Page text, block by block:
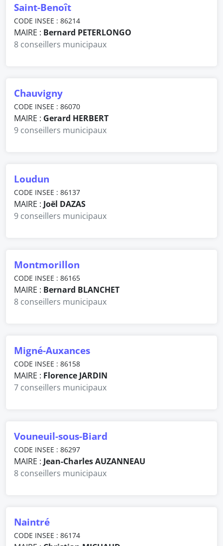
Saint-Benoît
CODE INSEE : 86214
MAIRE : Bernard PETERLONGO
8 conseillers municipaux
Chauvigny
CODE INSEE : 86070
MAIRE : Gerard HERBERT
9 conseillers municipaux
Loudun
CODE INSEE : 86137
MAIRE : Joël DAZAS
9 conseillers municipaux
Montmorillon
CODE INSEE : 86165
MAIRE : Bernard BLANCHET
8 conseillers municipaux
Migné-Auxances
CODE INSEE : 86158
MAIRE : Florence JARDIN
7 conseillers municipaux
Vouneuil-sous-Biard
CODE INSEE : 86297
MAIRE : Jean-Charles AUZANNEAU
8 conseillers municipaux
Naintré
CODE INSEE : 86174